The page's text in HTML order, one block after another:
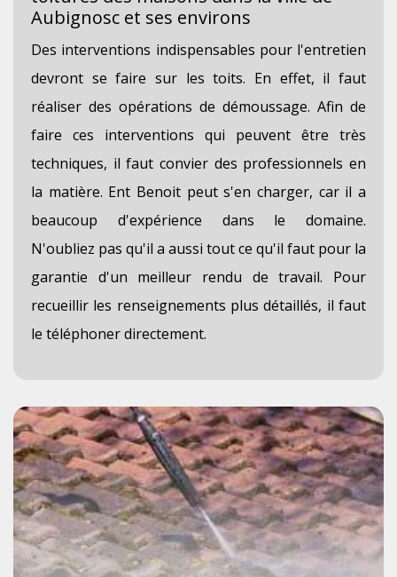
Aubignosc et ses environs
Des interventions indispensables pour l'entretien
devront se faire sur les toits. En effet, il faut
réaliser des opérations de démoussage. Afin de
faire ces interventions qui peuvent être très
techniques, il faut convier des professionnels en
la matière. Ent Benoit peut s'en charger, car il a
beaucoup d'expérience dans le domaine.
N'oubliez pas qu'il a aussi tout ce qu'il faut pour la
garantie d'un meilleur rendu de travail. Pour
recueillir les renseignements plus détaillés, il faut
le téléphoner directement.